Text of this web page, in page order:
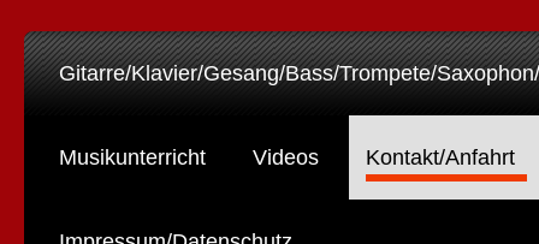
Gitarre/Klavier/Gesang/Bass/Trompete/
Musikunterricht Videos Kontakt/Anfahrt